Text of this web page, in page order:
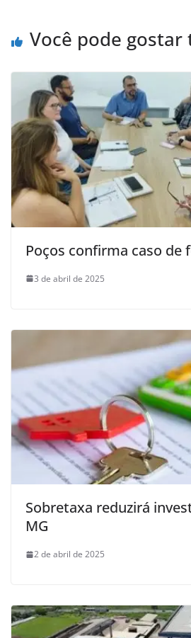
Você pode gostar
Poços confirma caso de
3 de abril de 2025
Sobretaxa reduzirá
MG
2 de abril de 2025